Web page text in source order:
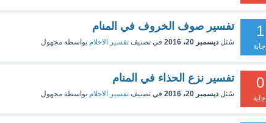
1
إجابة
تفسير صوف الخروف في المنام
سُئل ديسمبر 20، 2016 في تصنيف تفسير الاحلام بواسطة مجهول
0
إجابة
تفسير نزع الحذاء في المنام
سُئل ديسمبر 20، 2016 في تصنيف تفسير الاحلام بواسطة مجهول